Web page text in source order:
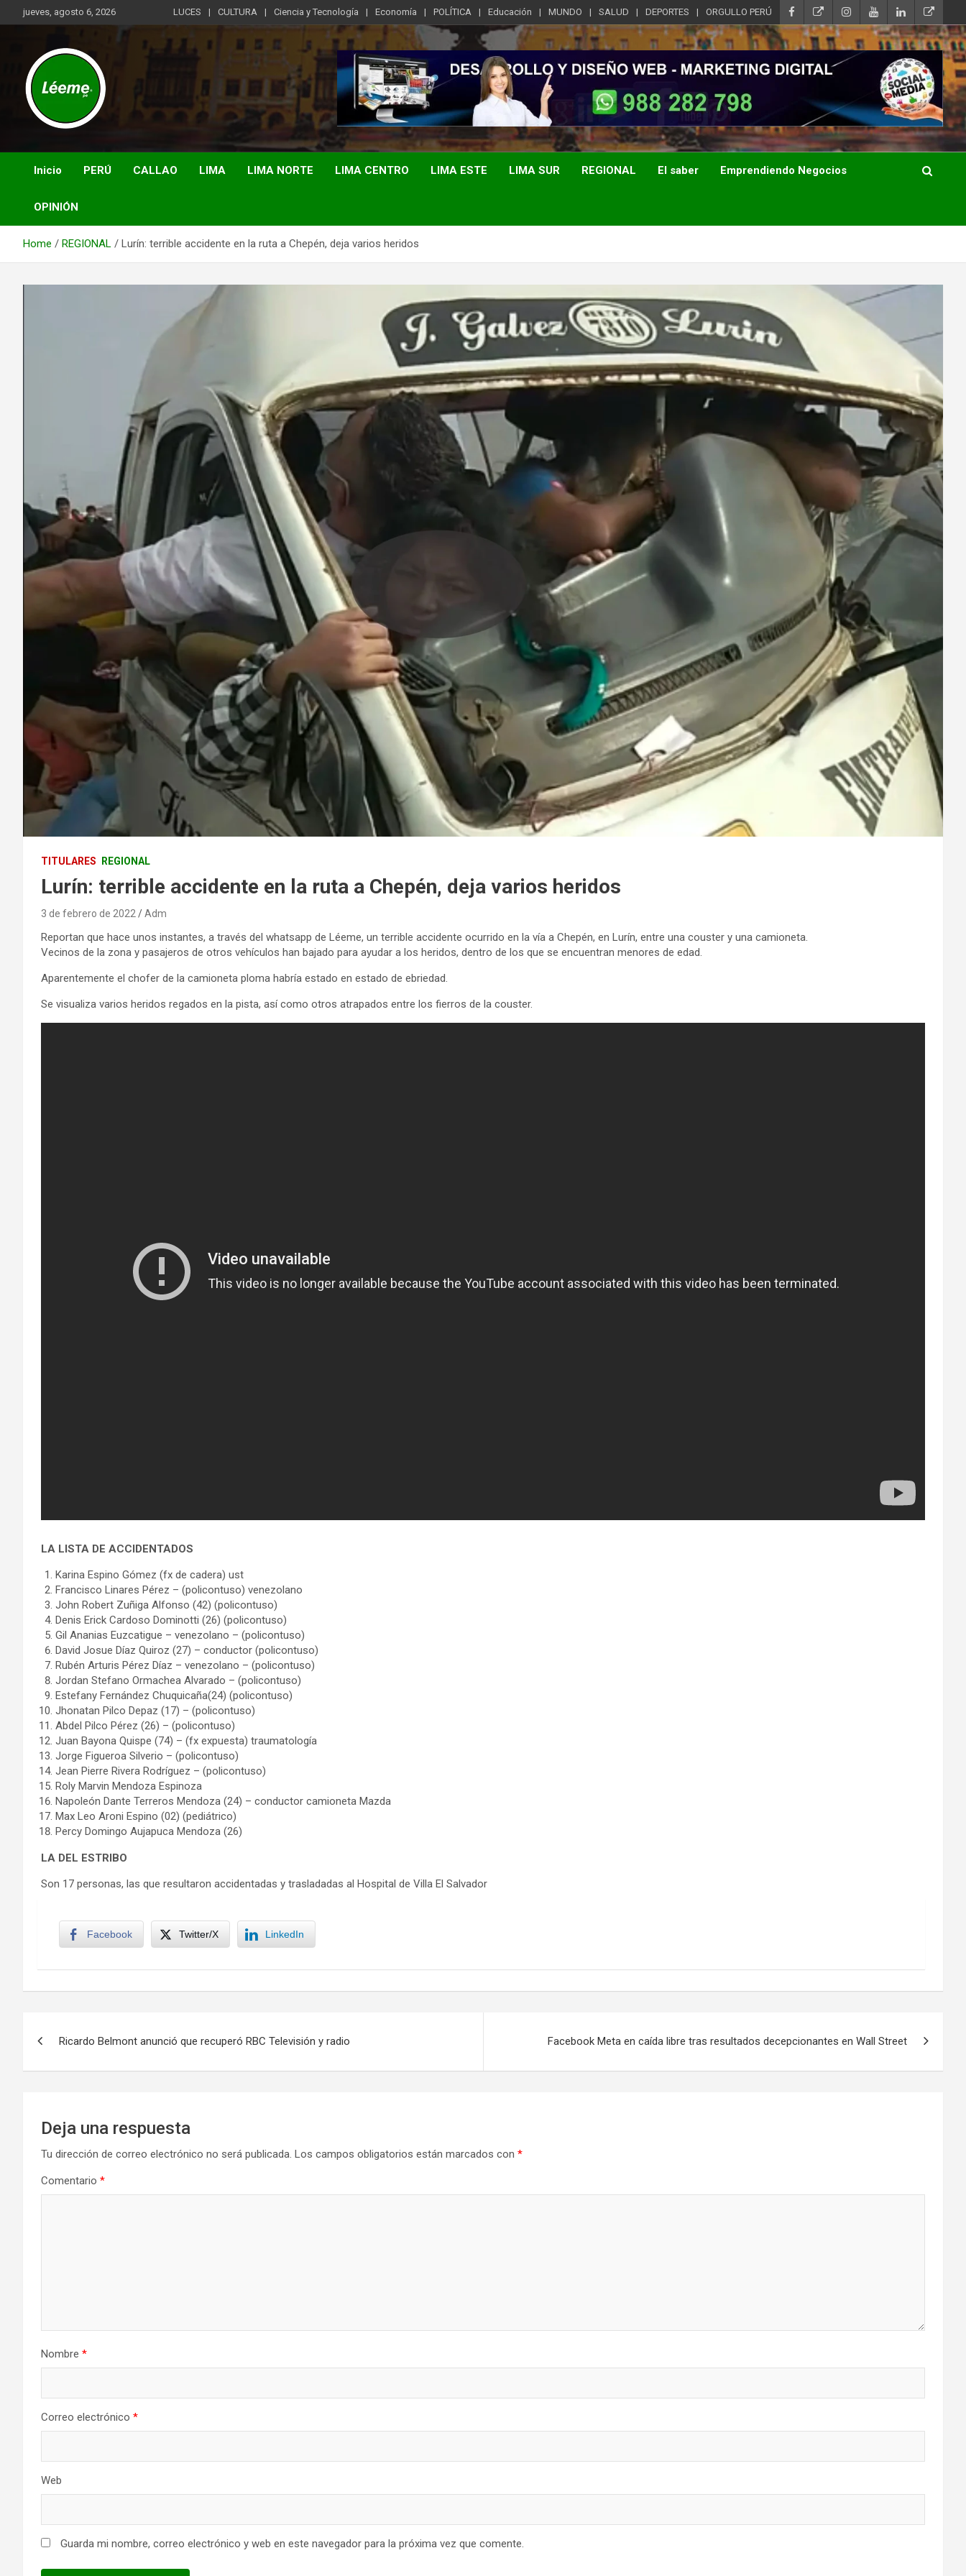
to
jueves, agosto 6, 2026 LUCES CULTURA Ciencia y Tecnología Economía POLÍTICA Educación MUNDO SALUD DEPORTES ORGULLO PERÚ
Léeme.pe
Noticias de actualidad del mundo distrital, vecinal, municipal y
de negocios a nivel de Lima Metropolitana, sin descuidar las
noticias de alcance nacional.
Inicio PERÚ CALLAO LIMA LIMA NORTE LIMA CENTRO LIMA ESTE LIMA SUR REGIONAL El saber Emprendiendo Negocios
OPINIÓN
Home REGIONAL Lurín: terrible accidente en la ruta a Chepén, deja varios heridos
TITULARES REGIONAL
Lurín: terrible accidente en la ruta a Chepén, deja varios heridos
3 de febrero de 2022 Adm
Reportan que hace unos instantes, a través del whatsapp de Léeme, un terrible accidente ocurrido en la vía a Chepén, en Lurín, entre una couster y una camioneta.
Vecinos de la zona y pasajeros de otros vehículos han bajado para ayudar a los heridos, dentro de los que se encuentran menores de edad.
Aparentemente el chofer de la camioneta ploma habría estado en estado de ebriedad.
Se visualiza varios heridos regados en la pista, así como otros atrapados entre los fierros de la couster.
LA LISTA DE ACCIDENTADOS
Karina Espino Gómez (fx de cadera) ust
Francisco Linares Pérez – (policontuso) venezolano
John Robert Zuñiga Alfonso (42) (policontuso)
Denis Erick Cardoso Dominotti (26) (policontuso)
Gil Ananias Euzcatigue – venezolano – (policontuso)
David Josue Díaz Quiroz (27) – conductor (policontuso)
Rubén Arturis Pérez Díaz – venezolano – (policontuso)
Jordan Stefano Ormachea Alvarado – (policontuso)
Estefany Fernández Chuquicaña(24) (policontuso)
Jhonatan Pilco Depaz (17) – (policontuso)
Abdel Pilco Pérez (26) – (policontuso)
Juan Bayona Quispe (74) – (fx expuesta) traumatología
Jorge Figueroa Silverio – (policontuso)
Jean Pierre Rivera Rodríguez – (policontuso)
Roly Marvin Mendoza Espinoza
Napoleón Dante Terreros Mendoza (24) – conductor camioneta Mazda
Max Leo Aroni Espino (02) (pediátrico)
Percy Domingo Aujapuca Mendoza (26)
LA DEL ESTRIBO
Son 17 personas, las que resultaron accidentadas y trasladadas al Hospital de Villa El Salvador
Facebook Twitter/X LinkedIn
Ricardo Belmont anunció que recuperó RBC Televisión y radio Facebook Meta en caída libre tras resultados decepcionantes en Wall Street
Deja una respuesta
Tu dirección de correo electrónico no será publicada. Los campos obligatorios están marcados con *
Comentario *
Nombre *
Correo electrónico *
Web
Guarda mi nombre, correo electrónico y web en este navegador para la próxima vez que comente.